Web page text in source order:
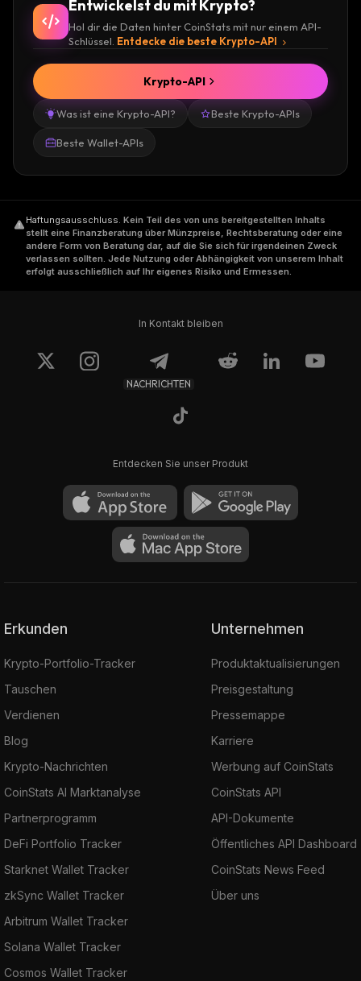
Entwickelst du mit Krypto?
Hol dir die Daten hinter CoinStats mit nur einem API-
Schlüssel. Entdecke die beste Krypto-API
Was ist eine Krypto-API? Beste Krypto-APIs
Beste Wallet-APIs
Krypto-API
Haftungsausschluss. Kein Teil des von uns bereitgestellten Inhalts
stellt eine Finanzberatung über Münzpreise, Rechtsberatung oder eine
andere Form von Beratung dar, auf die Sie sich für irgendeinen Zweck
verlassen sollten. Jede Nutzung oder Abhängigkeit von unserem Inhalt
erfolgt ausschließlich auf Ihr eigenes Risiko und Ermessen.
In Kontakt bleiben
NACHRICHTEN
Entdecken Sie unser Produkt
Erkunden
Krypto-Portfolio-Tracker
Tauschen
Verdienen
Blog
Krypto-Nachrichten
CoinStats AI Marktanalyse
Partnerprogramm
DeFi Portfolio Tracker
Starknet Wallet Tracker
zkSync Wallet Tracker
Arbitrum Wallet Tracker
Solana Wallet Tracker
Cosmos Wallet Tracker
Unternehmen
Produktaktualisierungen
Preisgestaltung
Pressemappe
Karriere
Werbung auf CoinStats
CoinStats API
API-Dokumente
Öffentliches API Dashboard
CoinStats News Feed
Über uns